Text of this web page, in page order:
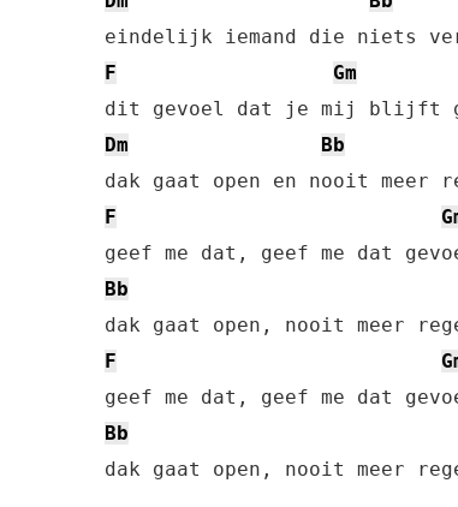
F
Gm
Dm
Bb
F
Bb
F
Bb
dak gaat open, nooit meer